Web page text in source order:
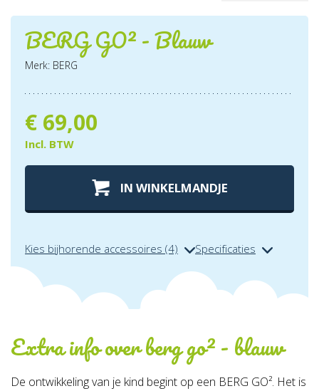
BERG GO² - Blauw
Merk: BERG
€ 69,00
Incl. BTW
IN WINKELMANDJE
Kies bijhorende accessoires (4) Specificaties
Extra info overberg go² - blauw
De ontwikkeling van je kind begint op een BERG GO². Het is